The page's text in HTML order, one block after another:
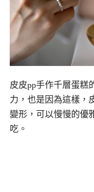
皮皮pp手作千層蛋糕
力，也是因為這樣，
變形，可以慢慢的優
吃。